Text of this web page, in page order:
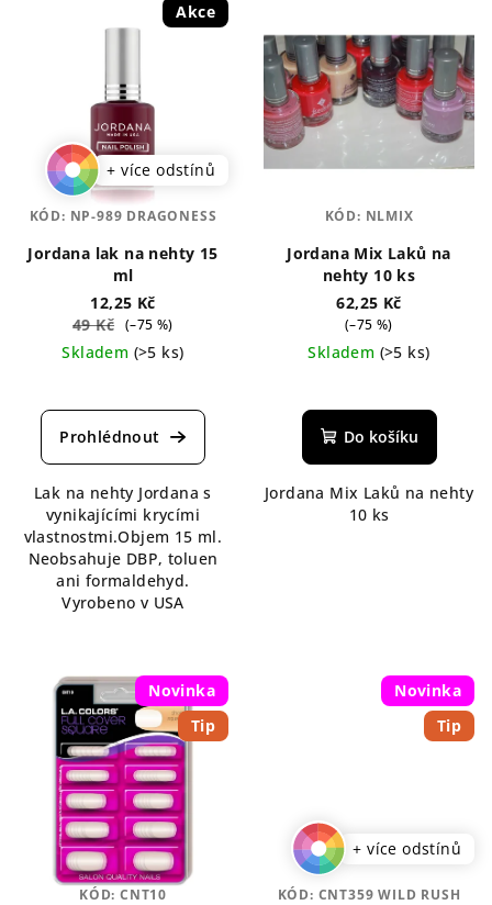
Akce
+ více odstínů
Jordana lak na nehty 15
ml
12,25 Kč
49 Kč (–75 %)
Skladem (>5 ks)
hodnocení
produktu
z
5
hvězdiček.
Lak na nehty Jordana s
vynikajícími krycími
vlastnostmi.Objem 15 ml.
Neobsahuje DBP, toluen
ani formaldehyd.
Vyrobeno v USA
KÓD: NP-989 DRAGONESS
Jordana Mix Laků na
nehty 10 ks
62,25 Kč
(–75 %)
Skladem (>5 ks)
Do košíku
Jordana Mix Laků na nehty
10 ks
KÓD: NLMIX
Novinka
Tip
KÓD: CNT10
Novinka
Tip
+ více odstínů
KÓD: CNT359 WILD RUSH